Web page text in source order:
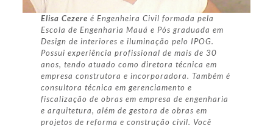
Elisa Cezere é Engenheira Civil formada pela
Escola de Engenharia Mauá e Pós graduada em
Design de interiores e iluminação pelo IPOG.
Possui experiência profissional de mais de 30
anos, tendo atuado como diretora técnica em
empresa construtora e incorporadora. Também é
consultora técnica em gerenciamento e
fiscalização de obras em empresa de engenharia
e arquitetura, além de gestora de obras em
projetos de reforma e construção civil. Você